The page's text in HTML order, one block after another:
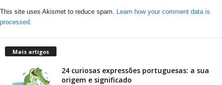
This site uses Akismet to reduce spam. Learn how your comment data is
processed.
Mais artigos
24 curiosas expressões portuguesas: a sua
origem e significado